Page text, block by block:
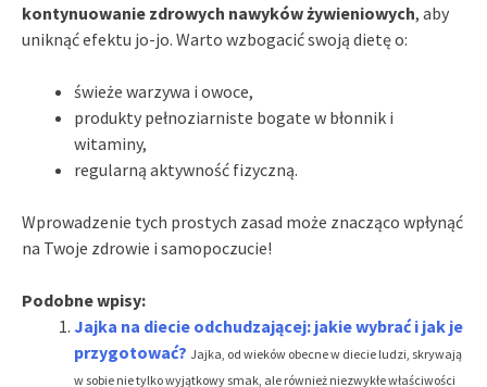
kontynuowanie zdrowych nawyków żywieniowych, aby
uniknąć efektu jo-jo. Warto wzbogacić swoją dietę o:
świeże warzywa i owoce,
produkty pełnoziarniste bogate w błonnik i
witaminy,
regularną aktywność fizyczną.
Wprowadzenie tych prostych zasad może znacząco wpłynąć
na Twoje zdrowie i samopoczucie!
Podobne wpisy:
Jajka na diecie odchudzającej: jakie wybrać i jak je
przygotować? Jajka, od wieków obecne w diecie ludzi, skrywają
w sobie nie tylko wyjątkowy smak, ale również niezwykłe właściwości